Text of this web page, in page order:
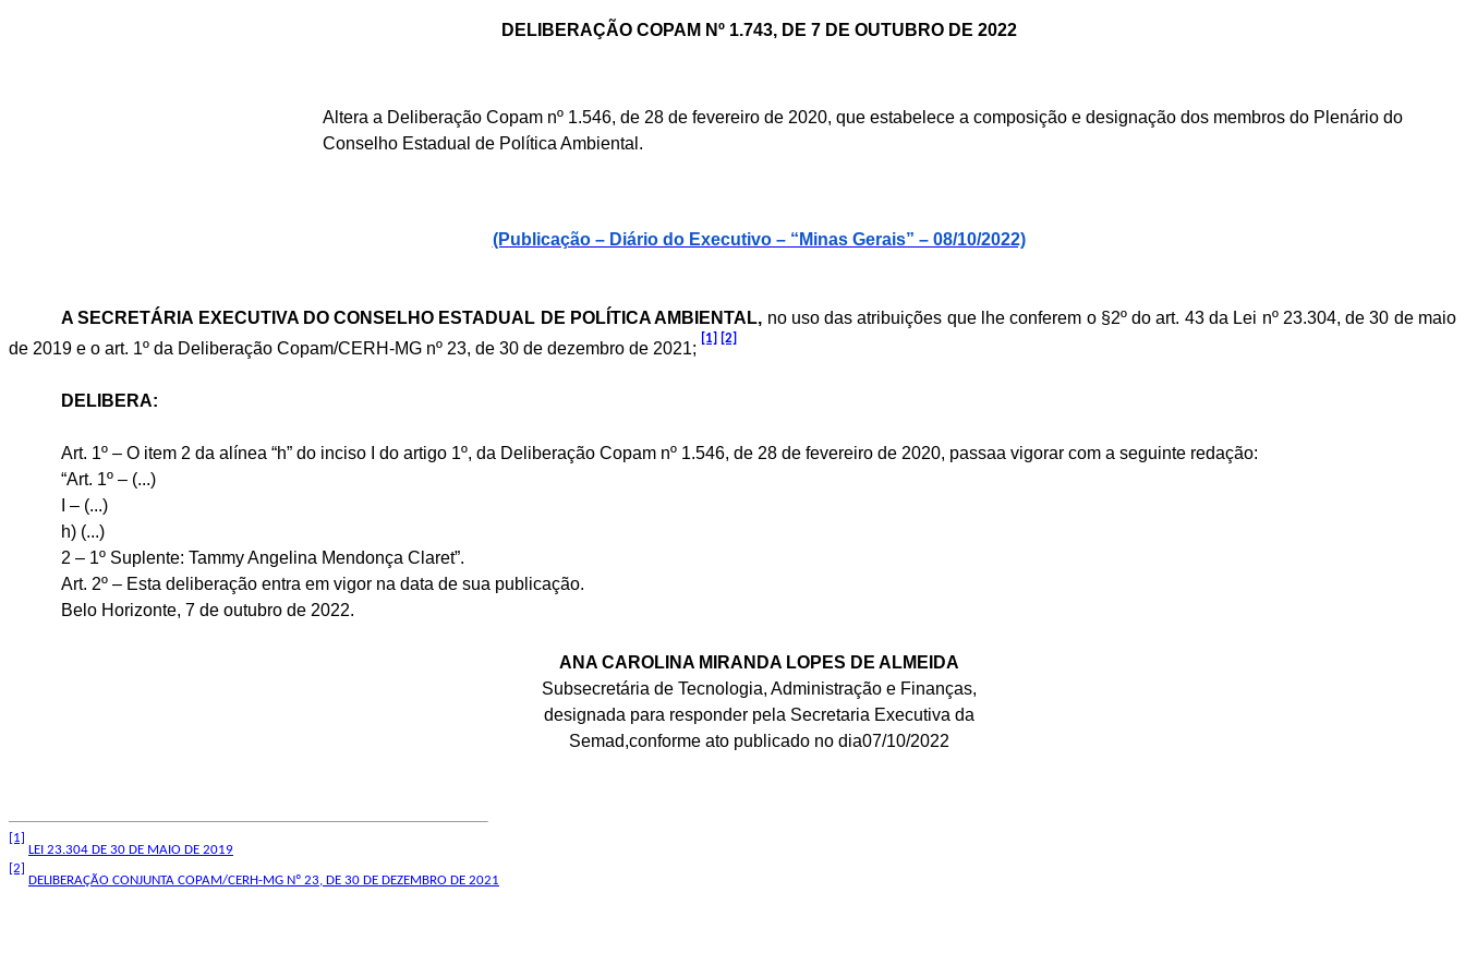
DELIBERAÇÃO COPAM Nº 1.743, DE 7 DE OUTUBRO DE 2022
Altera a Deliberação Copam nº 1.546, de 28 de fevereiro de 2020, que estabelece a composição e designação dos membros do Plenário do
Conselho Estadual de Política Ambiental.
(Publicação – Diário do Executivo – “Minas Gerais” – 08/10/2022)
A SECRETÁRIA EXECUTIVA DO CONSELHO ESTADUAL DE POLÍTICA AMBIENTAL, no uso das atribuições que lhe conferem o §2º do art. 43 da Lei nº 23.304, de 30 de maio
de 2019 e o art. 1º da Deliberação Copam/CERH-MG nº 23, de 30 de dezembro de 2021;
[1] [2]
DELIBERA:
Art. 1º – O item 2 da alínea “h” do inciso I do artigo 1º, da Deliberação Copam nº 1.546, de 28 de fevereiro de 2020, passaa vigorar com a seguinte redação:
“Art. 1º – (...)
I – (...)
h) (...)
2 – 1º Suplente: Tammy Angelina Mendonça Claret”.
Art. 2º – Esta deliberação entra em vigor na data de sua publicação.
Belo Horizonte, 7 de outubro de 2022.
ANA CAROLINA MIRANDA LOPES DE ALMEIDA
Subsecretária de Tecnologia, Administração e Finanças,
designada para responder pela Secretaria Executiva da
Semad,conforme ato publicado no dia07/10/2022
[1]
LEI 23.304 DE 30 DE MAIO DE 2019
[2]
DELIBERAÇÃO CONJUNTA COPAM/CERH-MG Nº 23, DE 30 DE DEZEMBRO DE 2021